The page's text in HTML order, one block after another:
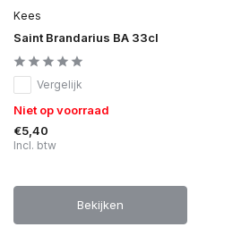
Kees
Saint Brandarius BA 33cl
Vergelijk
Niet op voorraad
€5,40
Incl. btw
Bekijken